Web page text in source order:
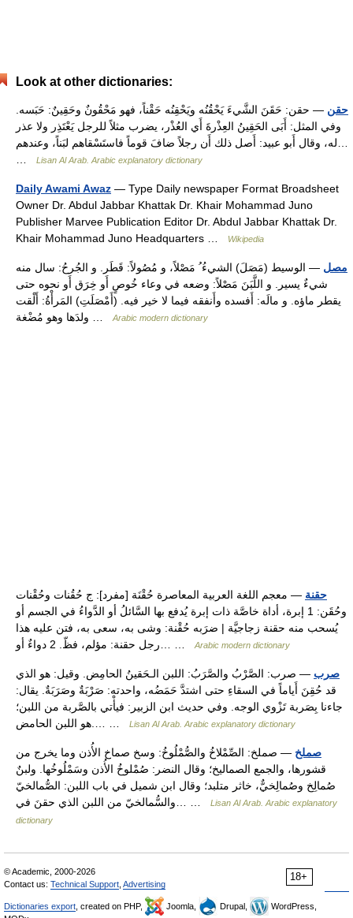
Look at other dictionaries:
حقن — حقن: حَقَنَ الشَّيءَ يَحْقُنُه ويَحْقِنُه حَقْناً، فهو مَحْقُونٌ وحَقِينٌ: حَبَسه.
وفي المثل: أَبَى الحَقِينُ العِذْرةَ أَي العُذْر، يضرب مثلاً للرجل يَعْتَذِر ولا عذر
له، وقال أَبو عبيد: أَصل ذلك أَن رجلاً ضافَ قوماً فاستَسْقاهم لبَناً، وعندهم…
Lisan Al Arab. Arabic explanatory dictionary
Daily Awami Awaz — Type Daily newspaper Format Broadsheet
Owner Dr. Abdul Jabbar Khattak Dr. Khair Mohammad Juno
Publisher Marvee Publication Editor Dr. Abdul Jabbar Khattak Dr.
Khair Mohammad Juno Headquarters …
Wikipedia
مصل — الوسيط (مَصَلَ) الشيءُ ُ مَصْلاً، و مُصُولاً: قَطَر. و الجُرحُ: سال منه
شيءٌ يسير. و اللَّبَنَ مَصْلاً: وضعه في وعاء خُوصٍ أَو خِرَق أَو نحوه حتى
يقطر ماؤه. و مالَه: أَفسده وأَنفقه فيما لا خير فيه. (أَمْصَلَتِ) المَرأْةُ: أَلْقت
Arabic modern dictionary
حقنة — معجم اللغة العربية المعاصرة حُقْنَة [مفرد]: ج حُقُنات وحُقْنات
وحُقَن: 1 إبرة، أداة خاصَّة ذات إبرة يُدفع بها السَّائلُ أو الدَّواءُ في الجسم أو
يُسحب منه حقنة زجاجيَّة | ضرَبه حُقْنة: وشى به، سعى به، فتن عليه هذا
Arabic modern dictionary
صرب — صرب: الصَّرْبُ والصَّرَبُ: اللبن الـحَقينُ الحامِض. وقيل: هو الذي
قد حُقِنَ أَياماً في السقاءِ حتى اشتدَّ حَمَضُه، واحدته: صَرْبَةٌ وصَرَبَةٌ. يقال:
جاءنا بِصَربة تَزْوي الوجه. وفي حديث ابن الزبير: فيأْتي بالصَّربة من اللبن؛
Lisan Al Arab. Arabic explanatory dictionary
صملخ — صملخ: الصِّمْلاخُ والصُّمْلُوخُ: وسخ صماخ الأُذن وما يخرج من
قشورها، والجمع الصماليخ؛ وقال النضر: صُمْلوخُ الأُذن وسَمْلُوخُها. ولبنٌ
صُمالِخ وصُمالِخيٌّ، خاثر متلبد؛ وقال ابن شميل في باب اللبن: الصُّمالخيّ
Lisan Al Arab. Arabic explanatory
dictionary
18+
© Academic, 2000-2026
Contact us: Technical Support Advertising
Dictionaries export , created on PHP, Joomla, Drupal,
WordPress,